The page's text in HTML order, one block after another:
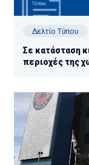
Δελτίο Τύπου
Σε κατάσταση
περιοχές της